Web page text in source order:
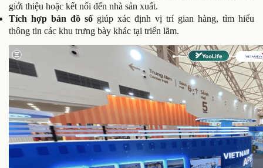
giới thiệu hoặc kết nối đến nhà sản xuất.
Tích hợp bản đồ số giúp xác định vị trí gian hàng, tìm hiểu
thông tin các khu trưng bày khác tại triển lãm.